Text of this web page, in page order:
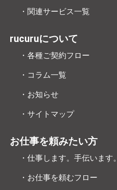
・関連サービス一覧
rucuruについて
・各種ご契約フロー
・コラム一覧
・お知らせ
・サイトマップ
お仕事を頼みたい方
・仕事します。手伝います。
・お仕事を頼むフロー